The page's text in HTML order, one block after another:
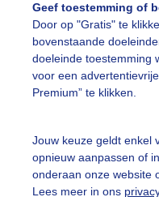
Geef toestemming of
Door op "Gratis" te
bovenstaande
doeleinde toestemming
voor een
Premium” te klikken.
Jouw keuze geldt enkel
opnieuw aanpassen of
onderaan onze website
Lees meer in ons
vragen
Team